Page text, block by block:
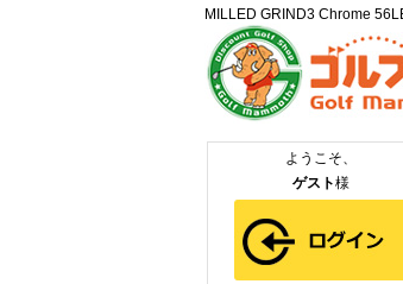
MILLED GRIND3 Chrome